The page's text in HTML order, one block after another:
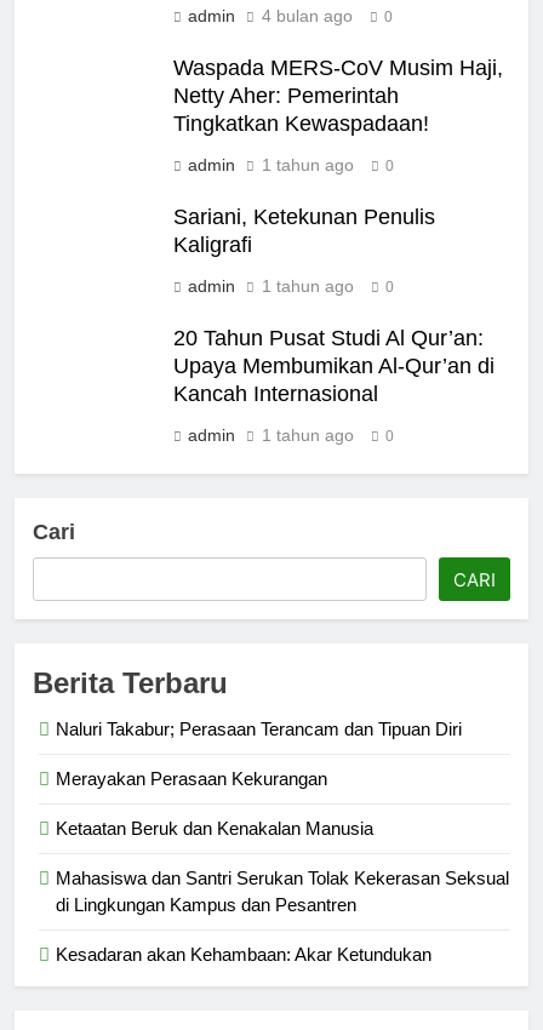
admin 4 bulan ago 0
Waspada MERS-CoV Musim Haji,
Netty Aher: Pemerintah
Tingkatkan Kewaspadaan!
admin 1 tahun ago 0
Sariani, Ketekunan Penulis
Kaligrafi
admin 1 tahun ago 0
20 Tahun Pusat Studi Al Qur’an:
Upaya Membumikan Al-Qur’an di
Kancah Internasional
admin 1 tahun ago 0
Cari
CARI
Berita Terbaru
Naluri Takabur; Perasaan Terancam dan Tipuan Diri
Merayakan Perasaan Kekurangan
Ketaatan Beruk dan Kenakalan Manusia
Mahasiswa dan Santri Serukan Tolak Kekerasan Seksual
di Lingkungan Kampus dan Pesantren
Kesadaran akan Kehambaan: Akar Ketundukan